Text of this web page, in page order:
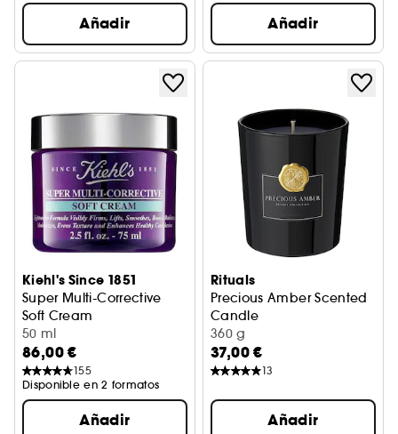
Añadir Añadir
Kiehl's Since 1851
Super Multi-Corrective
Soft Cream
Crema hidratante
50 ml
86,00 €
155
Disponible en 2 formatos
Añadir
Rituals
Precious Amber Scented
Candle
Vela perfumada
360 g
37,00 €
13
Añadir